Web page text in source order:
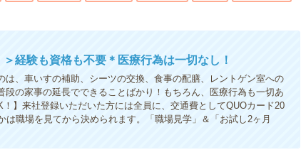
経験も資格も不要＊医療行為は一切なし！
は、車いすの補助、シーツの交換、食事の配膳、レントゲン室への
の家事の延長でできることばかり！もちろん、医療行為も一切あ
】来社登録いただいた方には全員に、交通費としてQUOカード20
職場を見てから決められます。「職場見学」＆「お試し2ヶ月